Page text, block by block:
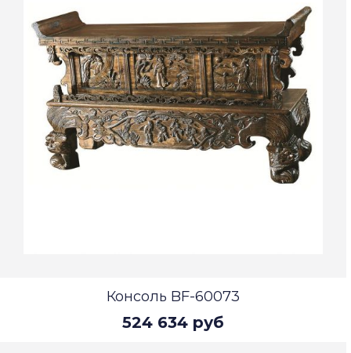
Консоль BF-60073
524 634 руб